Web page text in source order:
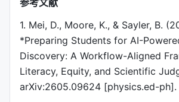
参考文献
1. Mei, D., Moore, K., & Sayler, B.
*Preparing Students for AI-
Discovery: A Workflow-Aligned
Literacy, Equity, and Scientific
arXiv:2605.09624 [physics.ed-ph].